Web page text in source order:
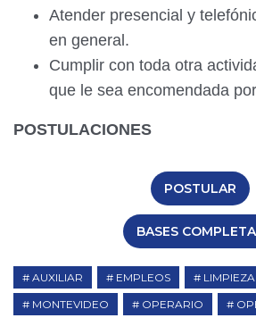
Atender presencial y
en general.
Cumplir con toda otra
que le sea encomendada
POSTULACIONES
POSTULAR
BASES
AUXILIAR EMPLEOS LIMPIEZA
MONTEVIDEO
OPERARIO